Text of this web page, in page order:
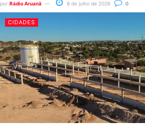
por Rádio Aruanã 8 de julho de 2026 0
CIDADES